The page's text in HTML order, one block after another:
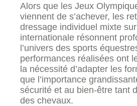
Alors que les Jeux
viennent de s’achever, les
dressage individuel mixte
internationale résonnent
l’univers des sports
performances réalisées ont
la nécessité d’adapter les
que l’importance
sécurité et au bien-être tant
des chevaux.